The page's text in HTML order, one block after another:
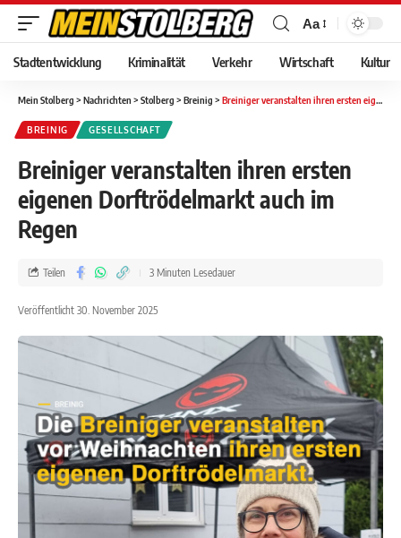
Aa
Stadtentwicklung Kriminalität Verkehr Wirtschaft Kultur
Mein Stolberg > Nachrichten > Stolberg > Breinig > Breiniger veranstalten ihren ersten eigenen Dorftrödelmarkt auch im Regen
BREINIG GESELLSCHAFT
Breiniger veranstalten ihren ersten
eigenen Dorftrödelmarkt auch im
Regen
Veröffentlicht 30. November 2025
Teilen 3 Minuten Lesedauer